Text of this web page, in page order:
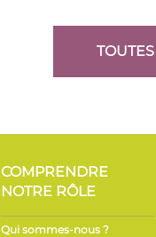
COMPRENDRE
NOTRE RÔLE
Qui sommes-nous ?